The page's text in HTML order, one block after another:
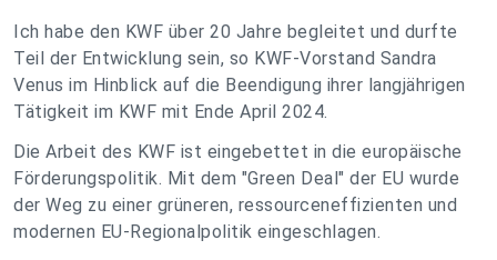
Ich habe den KWF über 20 Jahre begleitet und durfte
Teil der Entwicklung sein, so KWF-Vorstand Sandra
Venus im Hinblick auf die Beendigung ihrer langjährigen
Tätigkeit im KWF mit Ende April 2024.
Die Arbeit des KWF ist eingebettet in die europäische
Förderungspolitik. Mit dem "Green Deal" der EU wurde
der Weg zu einer grüneren, ressourceneffizienten und
modernen EU-Regionalpolitik eingeschlagen.